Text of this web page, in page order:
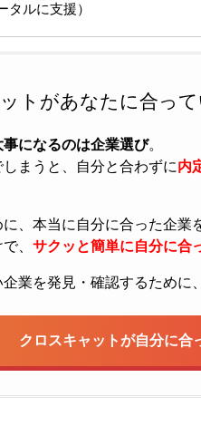
タルに支援）
トがあなたに合っ
事になるのは企業選び。
まうと、自分と合わずに内
、本当に自分に合った企業
、 サクッと簡単に自分に合
業を発見・確認するために
クロスキャットが自分に合